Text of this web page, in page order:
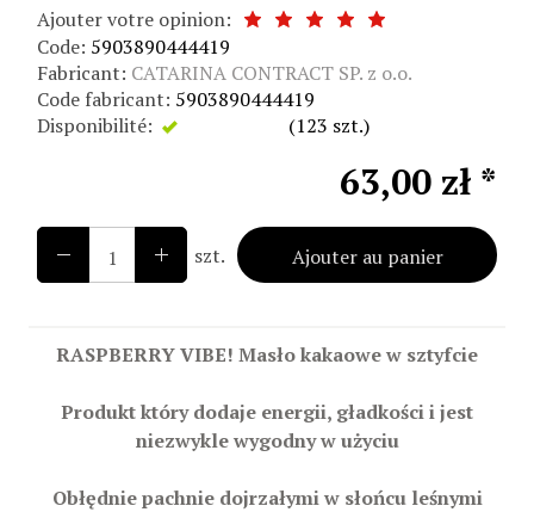
Ajouter votre opinion:
Code: 5903890444419
Fabricant: CATARINA CONTRACT SP. z o.o.
Code fabricant: 5903890444419
Disponibilité:
(123 szt.)
63,00 zł *
szt. Ajouter au panier
RASPBERRY VIBE! Masło kakaowe w sztyfcie
Produkt który dodaje energii, gładkości i jest
niezwykle wygodny w użyciu
Obłędnie pachnie dojrzałymi w słońcu leśnymi